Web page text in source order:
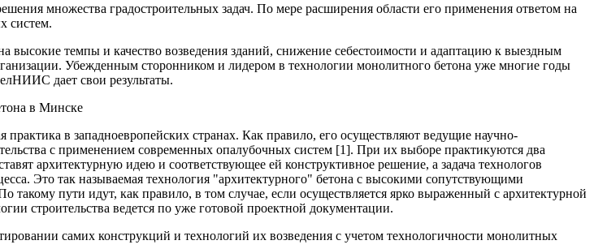
множества градостроительных задач. По мере расширения области его применения ответом на
систем.
темпы и качество возведения зданий, снижение себестоимости и адаптацию к выездным
Убежденным сторонником и лидером в технологии монолитного бетона уже многие годы
дает свои результаты.
в Минске
в западноевропейских странах. Как правило, его осуществляют ведущие научно-
с применением современных опалубочных систем [1]. При их выборе практикуются два
архитектурную идею и соответствующее ей конструктивное решение, а задача технологов
Это так называемая технология "архитектурного" бетона с высокими сопутствующими
такому пути идут, как правило, в том случае, если осуществляется ярко выраженный с архитектурной
строительства ведется по уже готовой проектной документации.
самих конструкций и технологий их возведения с учетом технологичности монолитных